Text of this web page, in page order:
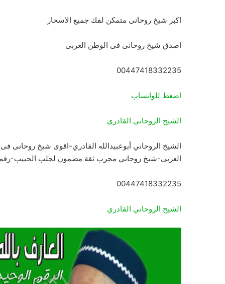
اكبر شيخ روحانى متمكن لفك جميع الاسحار
اصدق شيخ روحانى فى الوطن العربى
00447418332235
اضغط للواتساب
الشيخ الروحاني القادري
الشيخ الروحاني أبوعبيدالله القادري-اقوى شيخ
العربى-شيخ روحاني مجرب ثقة مضمون لجلب الحبيب-
00447418332235
الشيخ الروحاني القادري